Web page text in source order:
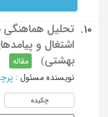
10.
تحلیل
اشتغال و
بهشتی)
مقاله
نویسنده مسئول :
چکیده